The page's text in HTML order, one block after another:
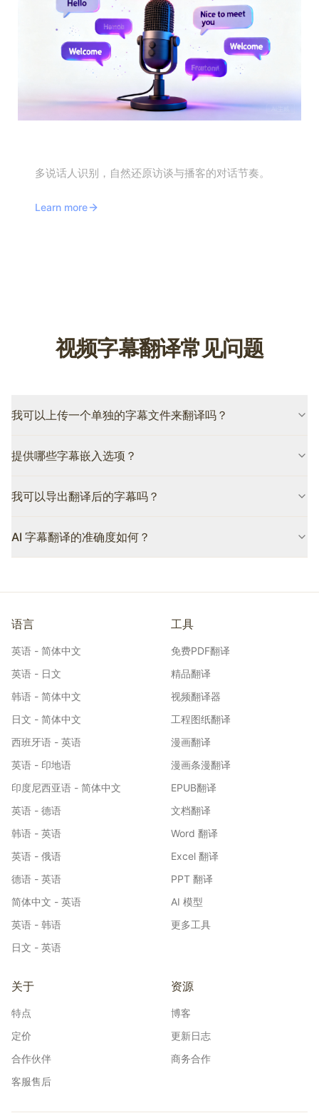
多说话人识别，自然还原访谈与播客的对话节奏。
Learn more
视频字幕翻译常见问题
我可以上传一个单独的字幕文件来翻译吗？
翻译字幕，因此你无需事先准备字幕文件。翻译完成后，你可以把
提供哪些字幕嵌入选项？
文并列）。也可以选择不嵌入，仅导出字幕文件。
我可以导出翻译后的字幕吗？
兼容所有主流视频编辑器和播放器。
AI 字幕翻译的准确度如何？
语言
英语 - 简体中文
英语 - 日文
韩语 - 简体中文
日文 - 简体中文
西班牙语 - 英语
英语 - 印地语
印度尼西亚语 - 简体中文
英语 - 德语
韩语 - 英语
英语 - 俄语
德语 - 英语
简体中文 - 英语
英语 - 韩语
日文 - 英语
工具
免费PDF翻译
精品翻译
视频翻译器
工程图纸翻译
漫画翻译
漫画条漫翻译
EPUB翻译
文档翻译
Word 翻译
Excel 翻译
PPT 翻译
AI 模型
更多工具
关于
特点
定价
合作伙伴
客服售后
资源
博客
更新日志
商务合作